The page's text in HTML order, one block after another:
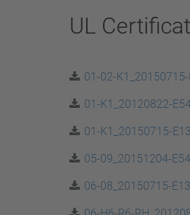
UL
01-02-
01-K1_20120822-
01-K1_20150715-
05-09_20151204-
06-08_20150715-